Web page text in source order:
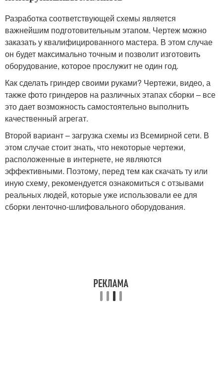
Разработка соответствующей схемы является
важнейшим подготовительным этапом. Чертеж можно
заказать у квалифицированного мастера. В этом случае
он будет максимально точным и позволит изготовить
оборудование, которое прослужит не один год.
Как сделать гриндер своими руками? Чертежи, видео, а
также фото гриндеров на различных этапах сборки – все
это дает возможность самостоятельно выполнить
качественный агрегат.
Второй вариант – загрузка схемы из Всемирной сети. В
этом случае стоит знать, что некоторые чертежи,
расположенные в интернете, не являются
эффективными. Поэтому, перед тем как скачать ту или
иную схему, рекомендуется ознакомиться с отзывами
реальных людей, которые уже использовали ее для
сборки ленточно-шлифовального оборудования.